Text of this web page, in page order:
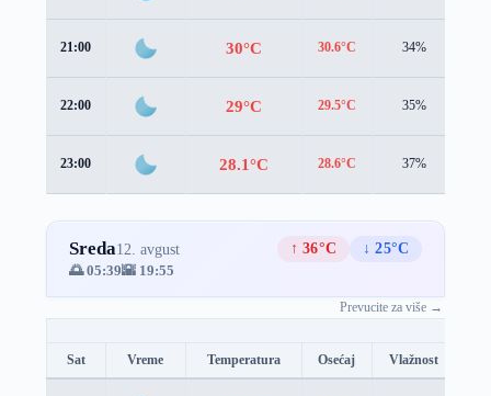
21:00 30°C 30.6°C 34%
22:00 29°C 29.5°C 35%
23:00 28.1°C 28.6°C 37%
Sreda12. avgust ↑ 36°C
↓ 25°C
🌅 05:39🌇 19:55
Prevucite za više →
Sat Vreme Temperatura Osećaj Vlažnost